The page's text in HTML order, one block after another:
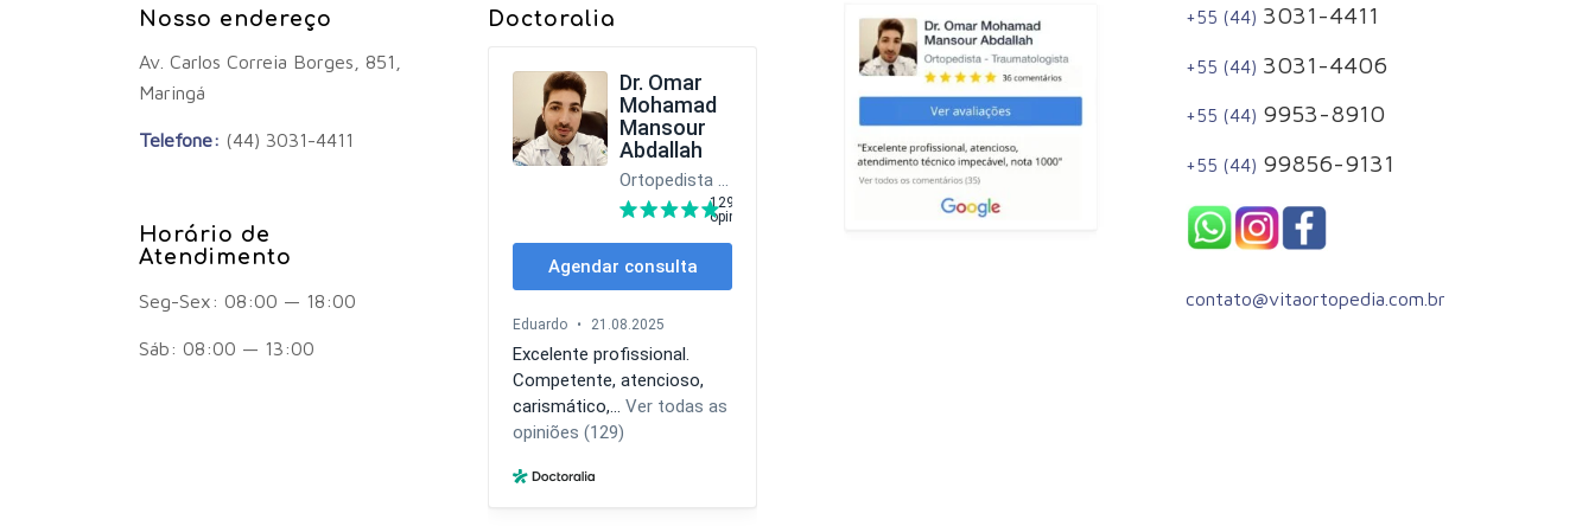
Nosso endereço
Av. Carlos Correia Borges, 851,
Maringá
Telefone: (44) 3031-4411
Horário de
Atendimento
Seg-Sex: 08:00 — 18:00
Sáb: 08:00 — 13:00
Doctoralia +55 (44) 3031-4411
+55 (44) 3031-4406
+55 (44) 9953-8910
+55 (44) 99856-9131
contato@vitaortopedia.com.br